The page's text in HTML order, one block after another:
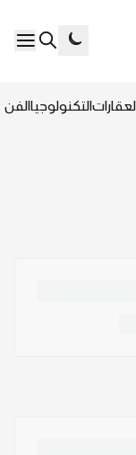
التكنولوجياالفن